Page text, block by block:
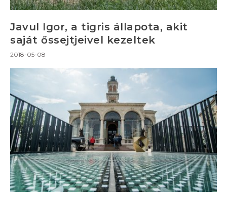
Javul Igor, a tigris állapota, akit
saját őssejtjeivel kezeltek
2018-05-08